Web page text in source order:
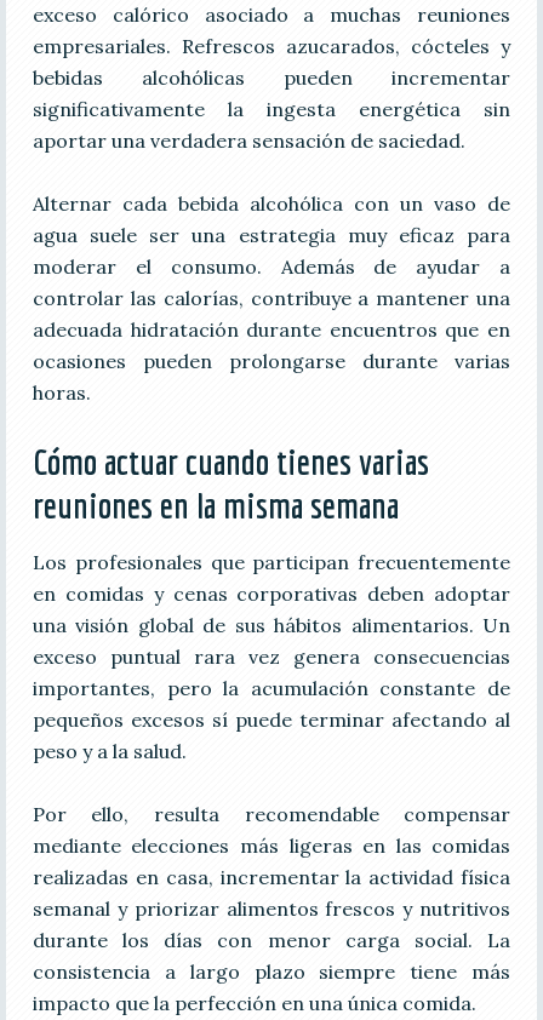
exceso calórico asociado a muchas reuniones
empresariales. Refrescos azucarados, cócteles y
bebidas alcohólicas pueden incrementar
significativamente la ingesta energética sin
aportar una verdadera sensación de saciedad.
Alternar cada bebida alcohólica con un vaso de
agua suele ser una estrategia muy eficaz para
moderar el consumo. Además de ayudar a
controlar las calorías, contribuye a mantener una
adecuada hidratación durante encuentros que en
ocasiones pueden prolongarse durante varias
horas.
Cómo actuar cuando tienes varias
reuniones en la misma semana
Los profesionales que participan frecuentemente
en comidas y cenas corporativas deben adoptar
una visión global de sus hábitos alimentarios. Un
exceso puntual rara vez genera consecuencias
importantes, pero la acumulación constante de
pequeños excesos sí puede terminar afectando al
peso y a la salud.
Por ello, resulta recomendable compensar
mediante elecciones más ligeras en las comidas
realizadas en casa, incrementar la actividad física
semanal y priorizar alimentos frescos y nutritivos
durante los días con menor carga social. La
consistencia a largo plazo siempre tiene más
impacto que la perfección en una única comida.